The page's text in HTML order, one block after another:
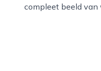
compleet beeld